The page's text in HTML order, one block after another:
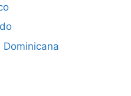
Dominicana